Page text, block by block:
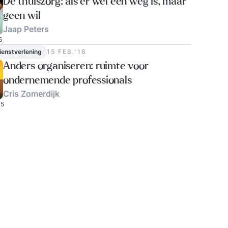
geen wil
Jaap Peters
15 FEB.‘16
Anders organiseren: ruimte voor
ondernemende professionals
Cris Zomerdijk
5